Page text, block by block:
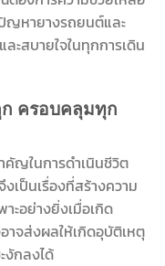
ญหายางรถยนต์และ
ะสบายใจในทุกการเดิน
ครอบคลุมทุก
ญในการดำเนินชีวิต
ป็นเรื่องที่สร้างความ
ะอย่างยิ่งเมื่อเกิด
าจส่งผลให้เกิดอุบัติเหตุ
งักลงได้